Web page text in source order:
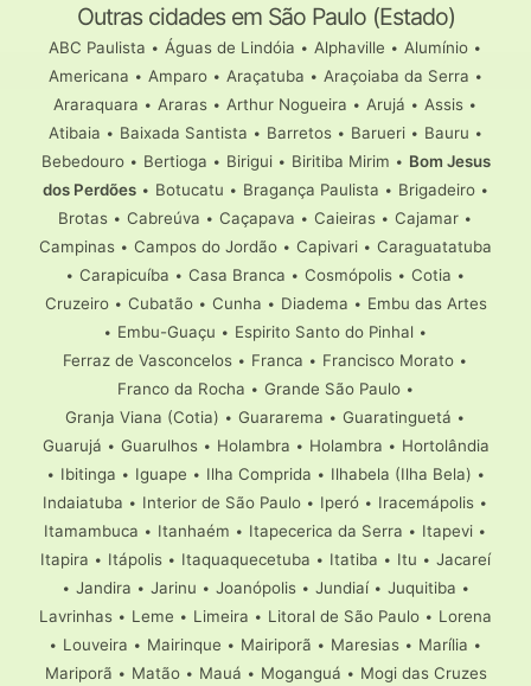
Outras cidades em São Paulo (Estado)
ABC Paulista • Águas de Lindóia • Alphaville • Alumínio •
Americana • Amparo• Araçatuba • Araçoiaba da Serra •
Araraquara • Araras • Arthur Nogueira • Arujá • Assis •
Atibaia • Baixada Santista • Barretos• Barueri• Bauru •
Bebedouro• Bertioga • Birigui• Biritiba Mirim • Bom Jesus
dos Perdões• Botucatu • Bragança Paulista • Brigadeiro•
Brotas • Cabreúva • Caçapava • Caieiras • Cajamar •
Campinas • Campos do Jordão • Capivari • Caraguatatuba
• Carapicuíba • Casa Branca • Cosmópolis • Cotia •
Cruzeiro• Cubatão• Cunha • Diadema • Embu das Artes
• Embu-Guaçu • Espirito Santo do Pinhal •
Ferraz de Vasconcelos • Franca • Francisco Morato •
Franco da Rocha • Grande São Paulo•
Granja Viana (Cotia) • Guararema • Guaratinguetá •
Guarujá • Guarulhos• Holambra • Holambra • Hortolândia
• Ibitinga • Iguape • Ilha Comprida • Ilhabela (Ilha Bela) •
Indaiatuba • Interior de São Paulo • Iperó • Iracemápolis •
Itamambuca • Itanhaém • Itapecerica da Serra • Itapevi •
Itapira • Itápolis • Itaquaquecetuba • Itatiba • Itu • Jacareí
• Jandira • Jarinu • Joanópolis• Jundiaí• Juquitiba •
Lavrinhas • Leme • Limeira • Litoral de São Paulo • Lorena
• Louveira • Mairinque • Mairiporã • Maresias • Marília •
Mariporã • Matão• Mauá • Moganguá • Mogi das Cruzes